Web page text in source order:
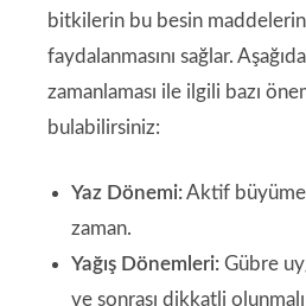
bitkilerin bu besin
faydalanmasını sağlar.
zamanlaması ile ilgili bazı
bulabilirsiniz:
Yaz Dönemi:Aktif
zaman.
Yağış Dönemleri: Gübre
ve sonrası dikkatli